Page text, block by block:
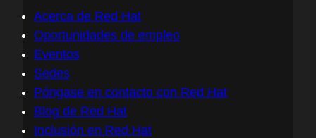
Acerca de Red Hat
Oportunidades de empleo
Eventos
Sedes
Póngase en contacto con Red Hat
Blog de Red Hat
Inclusión en Red Hat